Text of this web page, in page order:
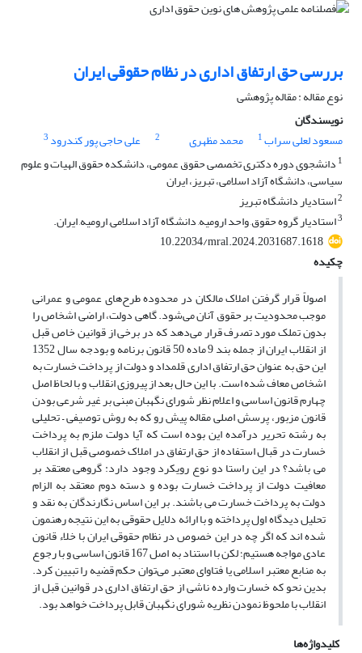
بررسی حق ارتفاق اداری در نظام حقوقی ایران
نوع مقاله : مقاله پژوهشی
نویسندگان
مسعود لعلی سراب1 محمد مظهری 2 علی حاجی پور کندرود 3
1 دانشجوی دوره دکتری تخصصی حقوق عمومی، دانشکده حقوق الهیات و علوم
سیاسی، دانشگاه آزاد اسلامی، تبریز، ایران
2استادیار دانشگاه تبریز
3استادیار گروه حقوق, واحد ارومیه, دانشگاه آزاد اسلامی, ارومیه, ایران.
10.22034/mral.2024.2031687.1618
چکیده
اصولاً قرار گرفتن املاک مالکان در محدوده طرح‌های عمومی و عمرانی
موجب محدودیت بر حقوق آنان می‌شود. گاهی دولت، اراضی اشخاص را
بدون تملک مورد تصرف قرار می‌دهد که در برخی از قوانین خاص قبل
از انقلاب ایران از جمله بند 9 ماده 50 قانون برنامه و بودجه سال 1352
این حق به عنوان حق ارتفاق اداری قلمداد و دولت از پرداخت خسارت به
اشخاص معاف شده است. با این حال بعد از پیروزی انقلاب و با لحاظ اصل
چهارم قانون اساسی و اعلام نظر شورای نگهبان مبنی بر غیر شرعی بودن
قانون مزبور، پرسش اصلی مقاله پیش رو که به روش توصیفی – تحلیلی
به رشته تحریر درآمده این بوده است که آیا دولت ملزم به پرداخت
خسارت در قبال استفاده از حق ارتفاق در املاک خصوصی قبل از انقلاب
می باشد؟ در این راستا دو نوع رویکرد وجود دارد: گروهی معتقد بر
معافیت دولت از پرداخت خسارت بوده و دسته دوم معتقد به الزام
دولت به پرداخت خسارت می باشند. بر این اساس نگارندگان به نقد و
تحلیل دیدگاه اول پرداخته و با ارائه دلایل حقوقی به این نتیجه رهنمون
شده اند که اگر چه در این خصوص در نظام حقوقی ایران با خلاء قانون
عادی مواجه هستیم؛ لکن با استناد به اصل 167 قانون اساسی و با رجوع
به منابع معتبر اسلامی یا فتاوای معتبر می‌توان حکم قضیه را تبیین کرد.
بدین نحو که خسارت وارده ناشی از حق ارتفاق اداری در قوانین قبل از
انقلاب با ملحوظ نمودن نظریه شورای نگهبان قابل پرداخت خواهد بود.
کلیدواژه‌ها